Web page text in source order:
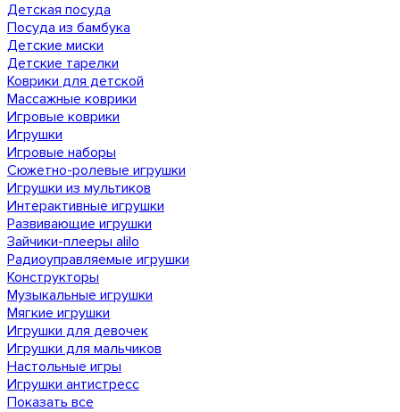
Детская посуда
Посуда из бамбука
Детские миски
Детские тарелки
Коврики для детской
Массажные коврики
Игровые коврики
Игрушки
Игровые наборы
Сюжетно-ролевые игрушки
Игрушки из мультиков
Интерактивные игрушки
Развивающие игрушки
Зайчики-плееры alilo
Радиоуправляемые игрушки
Конструкторы
Музыкальные игрушки
Мягкие игрушки
Игрушки для девочек
Игрушки для мальчиков
Настольные игры
Игрушки антистресс
Показать все